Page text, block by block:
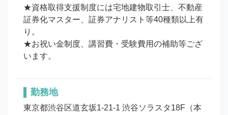
★資格取得支援制度には宅地建物取引士、不動産
証券化マスター、証券アナリスト等40種類以上有
り。
★お祝い金制度、講習費・受験費用の補助等ござ
います。
勤務地
東京都渋谷区道玄坂1-21-1 渋谷ソラスタ18F（本